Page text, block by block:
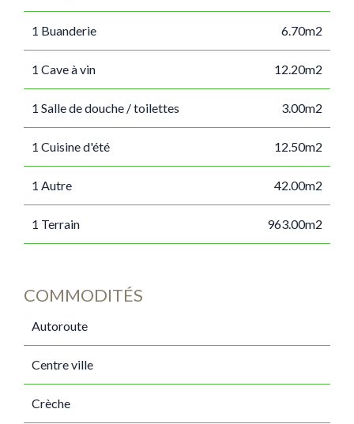
1 Buanderie 6.70m2
1 Cave à vin 12.20m2
1 Salle de douche / toilettes 3.00m2
1 Cuisine d'été 12.50m2
1 Autre 42.00m2
1 Terrain 963.00m2
COMMODITÉS
Autoroute
Centre ville
Crèche